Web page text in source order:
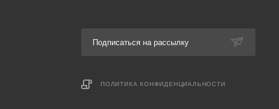
Подписаться на рассылку
ПОЛИТИКА КОНФИДЕНЦИАЛЬНОСТИ